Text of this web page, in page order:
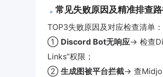
常见失败原因及精准排查
TOP3失败原因及对应检查清单：
① Discord Bot无响应→ 检查
Links”权限；
② 生成图被平台拦截→ 查